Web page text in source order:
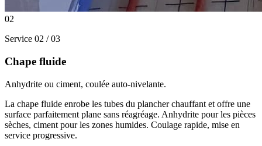
02
Service 02 / 03
Chape fluide
Anhydrite ou ciment, coulée auto-nivelante.
La chape fluide enrobe les tubes du plancher chauffant et offre une
surface parfaitement plane sans réagréage. Anhydrite pour les pièces
sèches, ciment pour les zones humides. Coulage rapide, mise en
service progressive.